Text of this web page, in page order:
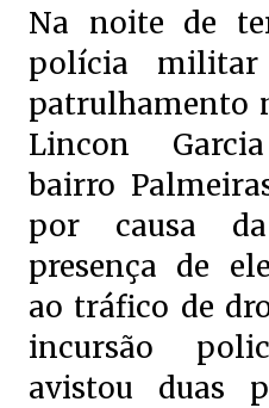
Na noite de
polícia
patrulhamento
Lincon Garcia
bairro
por causa
presença de
ao tráfico de
incursão
avistou duas